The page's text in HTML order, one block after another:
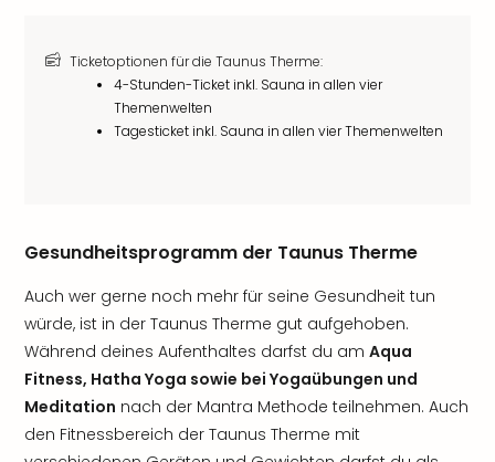
Ticketoptionen für die Taunus Therme:
4-Stunden-Ticket inkl. Sauna in allen vier
Themenwelten
Tagesticket inkl. Sauna in allen vier Themenwelten
Gesundheitsprogramm der Taunus Therme
Auch wer gerne noch mehr für seine Gesundheit tun
würde, ist in der Taunus Therme gut aufgehoben.
Während deines Aufenthaltes darfst du am Aqua
Fitness, Hatha Yoga sowie bei Yogaübungen und
Meditation nach der Mantra Methode teilnehmen. Auch
den Fitnessbereich der Taunus Therme mit